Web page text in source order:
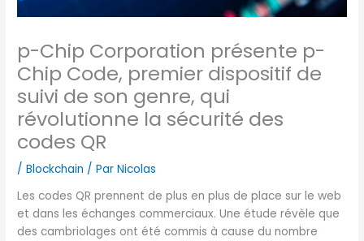
p-Chip Corporation présente p-
Chip Code, premier dispositif de
suivi de son genre, qui
révolutionne la sécurité des
codes QR
/Blockchain / ParNicolas
Les codes QR prennent de plus en plus de place sur le web
et dans les échanges commerciaux. Une étude révèle que
des cambriolages ont été commis à cause du nombre